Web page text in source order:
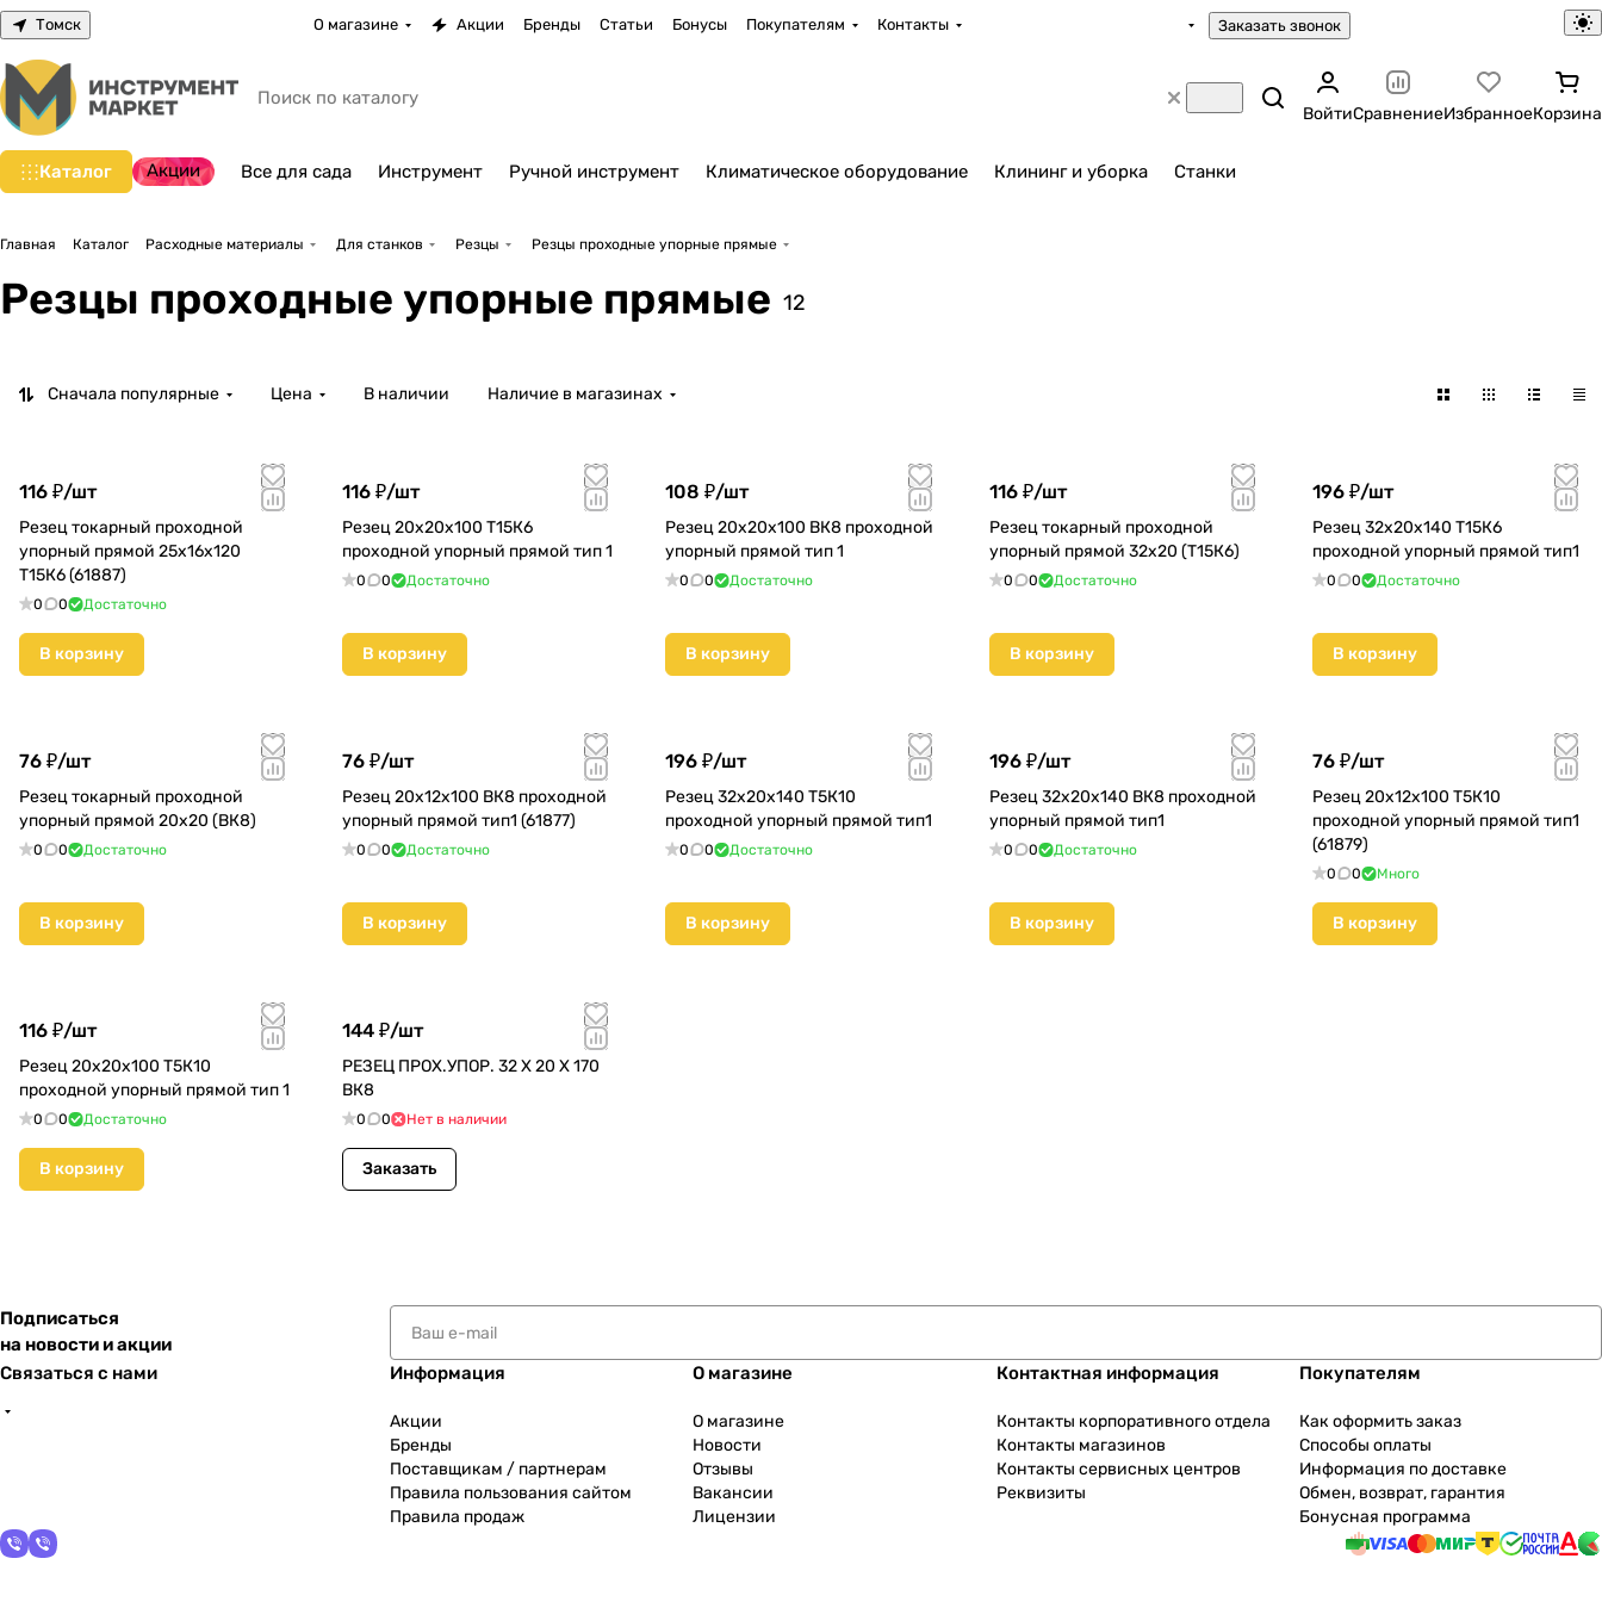
Томск О магазине Акции Бренды Статьи Бонусы Покупателям Контакты Заказать звонок
ВойтиСравнениеИзбранноеКорзина
Каталог Акции Все для сада Инструмент Ручной инструмент Климатическое оборудование Клининг и уборка Станки
Главная Каталог Расходные материалы Для станков Резцы Резцы проходные упорные прямые
Резцы проходные упорные прямые 12
Сначала популярные Цена В наличии Наличие в магазинах
116 ₽/шт
Резец токарный проходной
упорный прямой 25х16х120
Т15К6 (61887)
0 0 Достаточно
В корзину
116 ₽/шт
Резец 20х20х100 Т15К6
проходной упорный прямой тип 1
0 0 Достаточно
В корзину
108 ₽/шт
Резец 20х20х100 ВК8 проходной
упорный прямой тип 1
0 0 Достаточно
В корзину
116 ₽/шт
Резец токарный проходной
упорный прямой 32х20 (Т15К6)
0 0 Достаточно
В корзину
196 ₽/шт
Резец 32х20х140 Т15К6
проходной упорный прямой тип1
0 0 Достаточно
В корзину
76 ₽/шт
Резец токарный проходной
упорный прямой 20х20 (ВК8)
0 0 Достаточно
В корзину
76 ₽/шт
Резец 20х12х100 ВК8 проходной
упорный прямой тип1 (61877)
0 0 Достаточно
В корзину
196 ₽/шт
Резец 32х20х140 Т5К10
проходной упорный прямой тип1
0 0 Достаточно
В корзину
196 ₽/шт
Резец 32х20х140 ВК8 проходной
упорный прямой тип1
0 0 Достаточно
В корзину
76 ₽/шт
Резец 20х12х100 Т5К10
проходной упорный прямой тип1
(61879)
0 0 Много
В корзину
116 ₽/шт
Резец 20х20х100 Т5К10
проходной упорный прямой тип 1
0 0 Достаточно
В корзину
144 ₽/шт
РЕЗЕЦ ПРОХ.УПОР. 32 Х 20 Х 170
ВК8
0 0 Нет в наличии
Заказать
Подписаться
на новости и акции
Связаться с нами
Информация
Акции
Бренды
Поставщикам / партнерам
Правила пользования сайтом
Правила продаж
О магазине
О магазине
Новости
Отзывы
Вакансии
Лицензии
Контактная информация
Контакты корпоративного отдела
Контакты магазинов
Контакты сервисных центров
Реквизиты
Покупателям
Как оформить заказ
Способы оплаты
Информация по доставке
Обмен, возврат, гарантия
Бонусная программа